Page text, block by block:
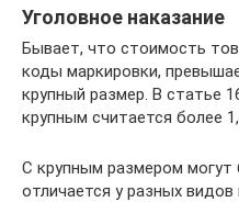
Уголовное наказание
Бывает, что стоимость
коды маркировки,
крупный размер. В статье
крупным считается более
С крупным размером
отличается у разных